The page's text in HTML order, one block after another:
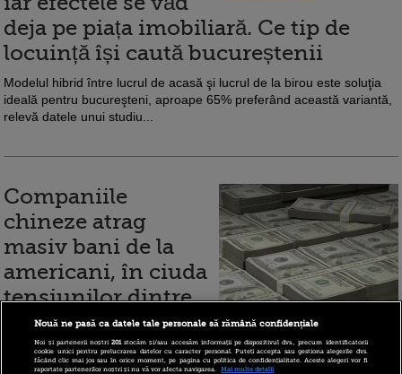
deja pe piața imobiliară. Ce tip de
locuință își caută bucureștenii
Modelul hibrid între lucrul de acasă şi lucrul de la birou este soluţia
ideală pentru bucureşteni, aproape 65% preferând această variantă,
relevă datele unui studiu...
Companiile
chineze atrag
masiv bani de la
americani, în ciuda
tensiunilor dintre
cele mai mari
puteri ale lumii. Ce afaceri au dat
Nouă ne pasă ca datele tale personale să rămână confidențiale
Noi și partenerii noștri201stocăm și/sau accesăm informații pe dispozitivul dvs., precum identificatorii
cookie unici pentru prelucrarea datelor cu caracter personal. Puteți accepta sau gestiona alegerile dvs.
făcând clic mai jos sau în orice moment, pe pagina cu politica de confidențialitate. Aceste alegeri vor fi
raportate partenerilor noștri și nu vă vor afecta navigarea.
Mai multe detalii